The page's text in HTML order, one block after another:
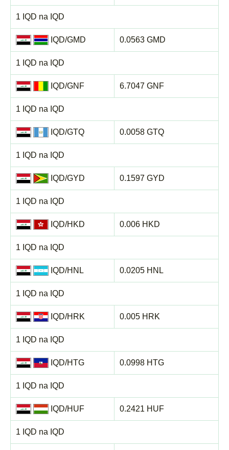
1 IQD na IQD
IQD/GMD
1 IQD na IQD
0.0563 GMD
IQD/GNF
1 IQD na IQD
6.7047 GNF
IQD/GTQ
1 IQD na IQD
0.0058 GTQ
IQD/GYD
1 IQD na IQD
0.1597 GYD
IQD/HKD
1 IQD na IQD
0.006 HKD
IQD/HNL
1 IQD na IQD
0.0205 HNL
IQD/HRK
1 IQD na IQD
0.005 HRK
IQD/HTG
1 IQD na IQD
0.0998 HTG
IQD/HUF
1 IQD na IQD
0.2421 HUF